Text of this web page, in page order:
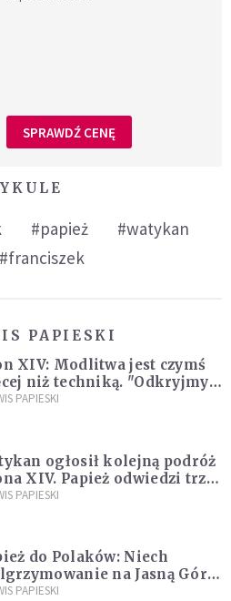
SPRAWDŹ CENĘ
#papież
#watykan
#franciszek
PAPIESKI
XIV: Modlitwa jest czymś
niż techniką. "Odkryjmy
nowo"
PAPIESKI
ogłosił kolejną podróż
XIV. Papież odwiedzi trzy
Ameryki Południowej
PAPIESKI
do Polaków: Niech
na Jasną Górę
wiarę i nadzieję
PAPIESKI